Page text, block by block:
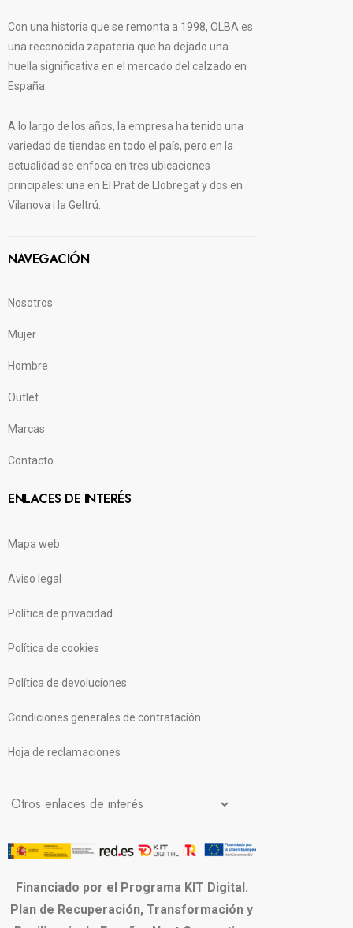
Con una historia que se remonta a 1998, OLBA es
una reconocida zapatería que ha dejado una
huella significativa en el mercado del calzado en
España.
A lo largo de los años, la empresa ha tenido una
variedad de tiendas en todo el país, pero en la
actualidad se enfoca en tres ubicaciones
principales: una en El Prat de Llobregat y dos en
Vilanova i la Geltrú.
NAVEGACIÓN
Nosotros
Mujer
Hombre
Outlet
Marcas
Contacto
ENLACES DE INTERÉS
Mapa web
Aviso legal
Política de privacidad
Política de cookies
Política de devoluciones
Condiciones generales de contratación
Hoja de reclamaciones
Financiado por el Programa KIT Digital.
Plan de Recuperación, Transformación y